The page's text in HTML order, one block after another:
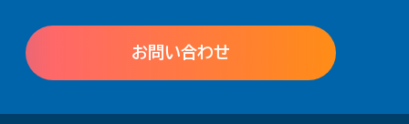
お問い合わせ